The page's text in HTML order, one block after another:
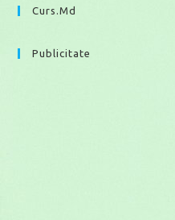
Curs.md
Publicitate